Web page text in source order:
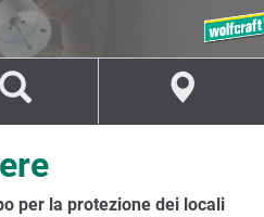
per la protezione dei locali